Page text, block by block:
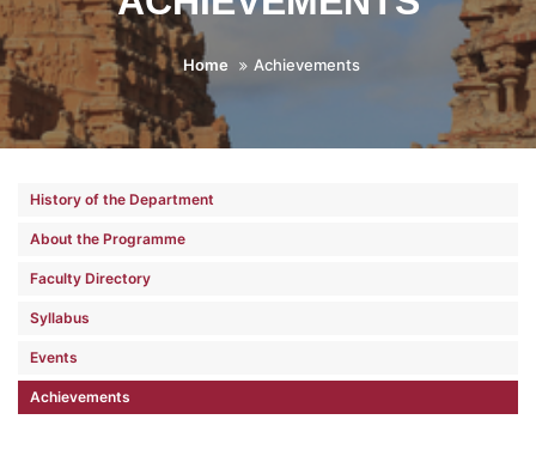
Home Achievements
History of the Department
About the Programme
Faculty Directory
Syllabus
Events
Achievements